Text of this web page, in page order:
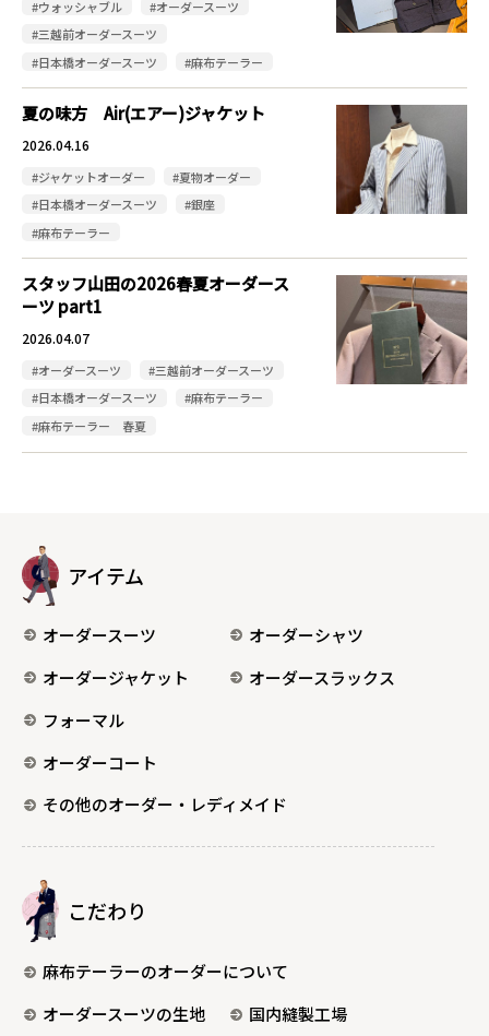
#ウォッシャブル
#オーダースーツ
#三越前オーダースーツ
#日本橋オーダースーツ
#麻布テーラー
夏の味方 Air(エアー)ジャケット
2026.04.16
#ジャケットオーダー
#夏物オーダー
#日本橋オーダースーツ
#銀座
#麻布テーラー
スタッフ山田の2026春夏オーダース
ーツ part1
2026.04.07
#オーダースーツ
#三越前オーダースーツ
#日本橋オーダースーツ
#麻布テーラー
#麻布テーラー 春夏
アイテム
オーダースーツ
オーダーシャツ
オーダージャケット
オーダースラックス
フォーマル
オーダーコート
その他のオーダー・レディメイド
こだわり
麻布テーラーのオーダーについて
オーダースーツの生地
国内縫製工場